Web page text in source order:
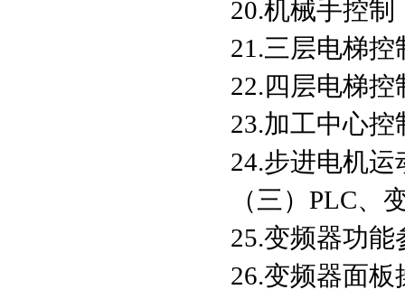
20.机械手控制
21.三层电梯控
22.四层电梯控
23.加工中心控
24.步进电机运
（三）PLC、
25.变频器功
26.变频器面板